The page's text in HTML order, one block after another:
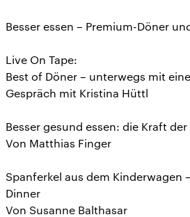
Besser essen – Premium-Döner
Live On Tape:
Best of Döner – unterwegs mit
Gespräch mit Kristina Hüttl
Besser gesund essen: die Kraft
Von Matthias Finger
Spanferkel aus dem Kinderwagen
Dinner
Von Susanne Balthasar